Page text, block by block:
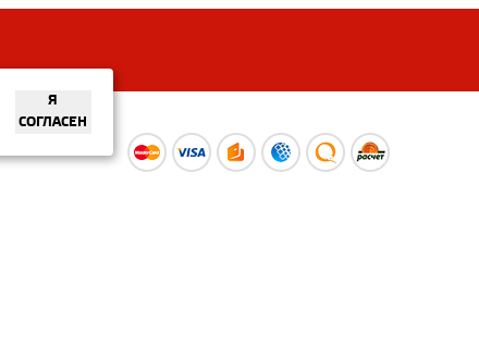
Я
СОГЛАСЕН